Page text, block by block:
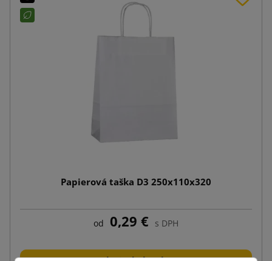
Papierová taška D3 250x110x320
od 0,29 € s DPH